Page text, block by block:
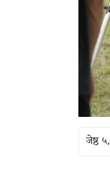
जेष्ठ